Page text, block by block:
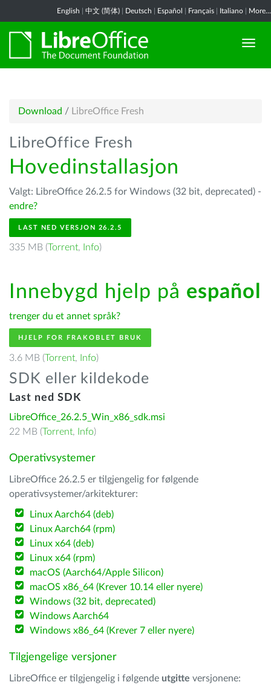
English 中文 (简体) Deutsch Español Français Italiano More...
Download / LibreOffice Fresh
LibreOffice Fresh
Hovedinstallasjon
Valgt: LibreOffice 26.2.5 for Windows (32 bit, deprecated) -
endre?
LAST NED VERSJON 26.2.5
335 MB (Torrent, Info)
Innebygd hjelp på español
trenger du et annet språk?
HJELP FOR FRAKOBLET BRUK
3.6 MB (Torrent, Info)
SDK eller kildekode
Last ned SDK
LibreOffice_26.2.5_Win_x86_sdk.msi
22 MB (Torrent, Info)
Operativsystemer
LibreOffice 26.2.5 er tilgjengelig for følgende
operativsystemer/arkitekturer:
Linux Aarch64 (deb)
Linux Aarch64 (rpm)
Linux x64 (deb)
Linux x64 (rpm)
macOS (Aarch64/Apple Silicon)
macOS x86_64 (Krever 10.14 eller nyere)
Windows (32 bit, deprecated)
Windows Aarch64
Windows x86_64 (Krever 7 eller nyere)
Tilgjengelige versjoner
LibreOffice er tilgjengelig i følgende utgitte versjonene: